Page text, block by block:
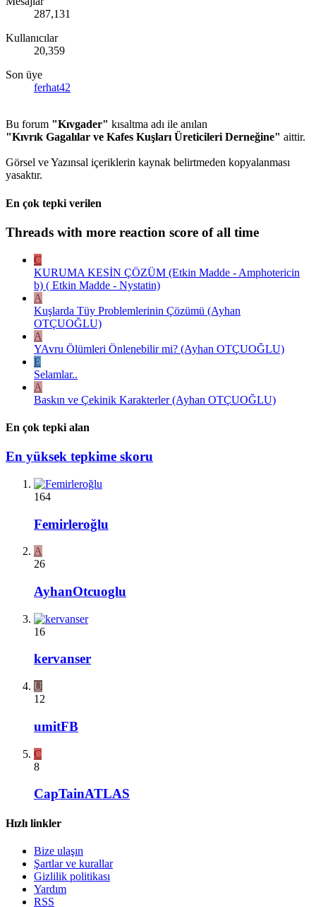
287,131
Kullanıcılar
20,359
Son üye
ferhat42
Bu forum "Kıvgader" kısaltma adı ile anılan
"Kıvrık Gagalılar ve Kafes Kuşları Üreticileri Derneğine" aittir.
Görsel ve Yazınsal içeriklerin kaynak belirtmeden kopyalanması
yasaktır.
En çok tepki verilen
Threads with more reaction score of all time
C
KURUMA KESİN ÇÖZÜM (Etkin Madde - Amphotericin
b) ( Etkin Madde - Nystatin)
A
Kuşlarda Tüy Problemlerinin Çözümü (Ayhan
OTÇUOĞLU)
A
YAvru Ölümleri Önlenebilir mi? (Ayhan OTÇUOĞLU)
E
Selamlar..
A
Baskın ve Çekinik Karakterler (Ayhan OTÇUOĞLU)
En çok tepki alan
En yüksek tepkime skoru
164
Femirleroğlu
A
26
AyhanOtcuoglu
16
kervanser
U
12
umitFB
C
8
CapTainATLAS
Hızlı linkler
Bize ulaşın
Şartlar ve kurallar
Gizlilik politikası
Yardım
RSS